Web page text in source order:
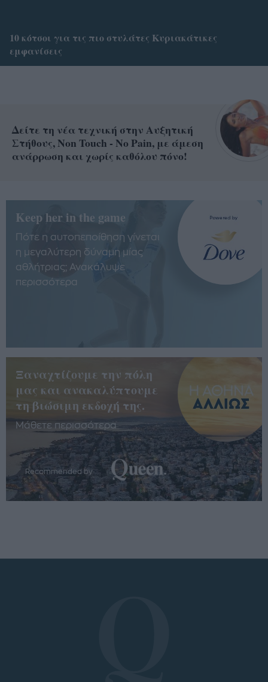
10 κότσοι για τις πιο στυλάτες Κυριακάτικες
εμφανίσεις
Δείτε τη νέα τεχνική στην Αυξητική
Στήθους, Non Touch - No Pain, με άμεση
ανάρρωση και χωρίς καθόλου πόνο!
Keep her in the game
Πότε η αυτοπεποίθηση γίνεται
η μεγαλύτερη δύναμη μίας
αθλήτριας; Ανακάλυψε
περισσότερα
Ξαναχτίζουμε την πόλη
μας και ανακαλύπτουμε
τη βιώσιμη εκδοχή της.
Μάθετε περισσότερα
Recommended by